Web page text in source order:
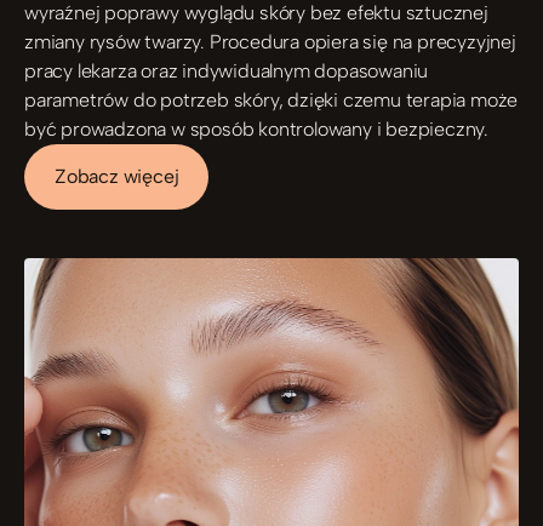
wyraźnej poprawy wyglądu skóry bez efektu sztucznej
zmiany rysów twarzy. Procedura opiera się na precyzyjnej
pracy lekarza oraz indywidualnym dopasowaniu
parametrów do potrzeb skóry, dzięki czemu terapia może
być prowadzona w sposób kontrolowany i bezpieczny.
Zobacz więcej